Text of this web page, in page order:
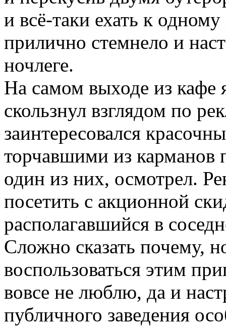
и всё-таки ехать к
прилично стемнело и
ночлеге.
На самом выходе из кафе
скользнул взглядом по
заинтересовался
торчавшими из
один из них, осмотрел.
посетить с акционной
располагавшийся в
Сложно сказать почему,
воспользоваться этим
вовсе не люблю, да и
публичного заведения